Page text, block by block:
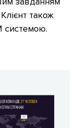
також
системою.